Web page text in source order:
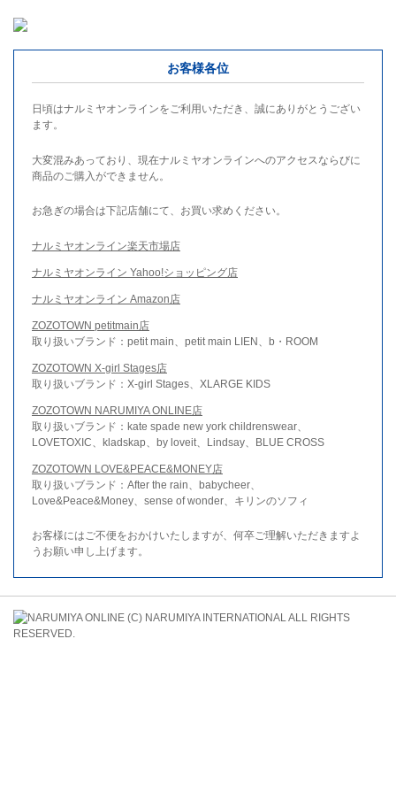
お客様各位
日頃はナルミヤオンラインをご利用いただき、誠にありがとうござい
ます。
大変混みあっており、現在ナルミヤオンラインへのアクセスならびに
商品のご購入ができません。
お急ぎの場合は下記店舗にて、お買い求めください。
ナルミヤオンライン楽天市場店
ナルミヤオンライン Yahoo!ショッピング店
ナルミヤオンライン Amazon店
ZOZOTOWN petitmain店
取り扱いブランド：petit main、petit main LIEN、b・ROOM
ZOZOTOWN X-girl Stages店
取り扱いブランド：X-girl Stages、XLARGE KIDS
ZOZOTOWN NARUMIYA ONLINE店
取り扱いブランド：kate spade new york childrenswear、
LOVETOXIC、kladskap、by loveit、Lindsay、BLUE CROSS
ZOZOTOWN LOVE&PEACE&MONEY店
取り扱いブランド：After the rain、babycheer、
Love&Peace&Money、sense of wonder、キリンのソフィ
お客様にはご不便をおかけいたしますが、何卒ご理解いただきますよ
うお願い申し上げます。